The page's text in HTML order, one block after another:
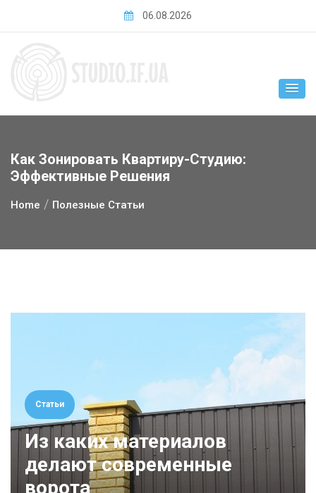
06.08.2026
Как Зонировать Квартиру-Студию:
Эффективные Решения
Home Полезные Статьи
Статьи
Из каких материалов
делают современные
ворота